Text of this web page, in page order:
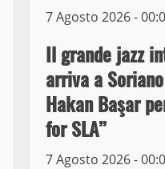
7 Agosto 2026 -
Il grande jazz
arriva a
Hakan Başar
for SLA”
7 Agosto 2026 -
5